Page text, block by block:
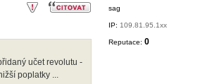
učet revolutu -
poplatky ...
sag
IP: 109.81.95.1xx
Reputace: 0